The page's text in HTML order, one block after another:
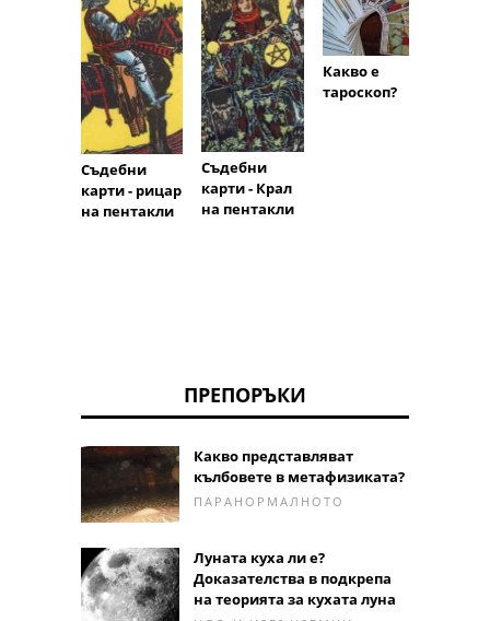
Съдебни
карти - рицар
на пентакли
Съдебни
карти - Крал
на пентакли
Какво е
тароскоп?
ПРЕПОРЪКИ
Какво представляват
кълбовете в метафизиката?
ПАРАНОРМАЛНОТО
Луната куха ли е?
Доказателства в подкрепа
на теорията за кухата луна